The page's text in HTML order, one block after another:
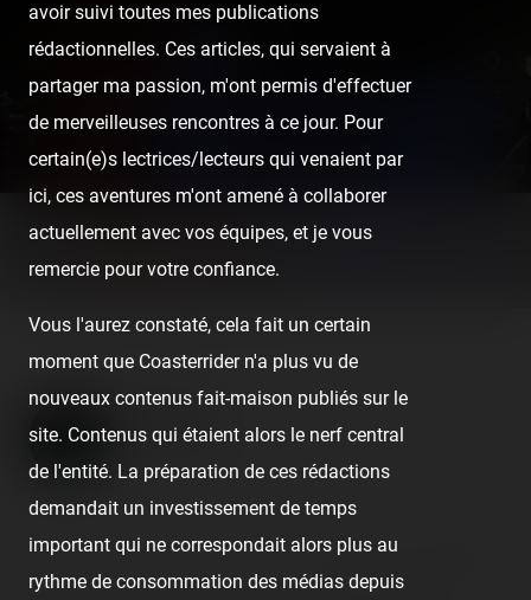
Published 8 years ago by Coasterrider
avoir suivi toutes mes publications
rédactionnelles. Ces articles, qui servaient à
partager ma passion, m'ont permis d'effectuer
de merveilleuses rencontres à ce jour. Pour
certain(e)s lectrices/lecteurs qui venaient par
ici, ces aventures m'ont amené à collaborer
actuellement avec vos équipes, et je vous
remercie pour votre confiance.
Vous l'aurez constaté, cela fait un certain
moment que Coasterrider n'a plus vu de
nouveaux contenus fait-maison publiés sur le
site. Contenus qui étaient alors le nerf central
de l'entité. La préparation de ces rédactions
demandait un investissement de temps
important qui ne correspondait alors plus au
rythme de consommation des médias depuis